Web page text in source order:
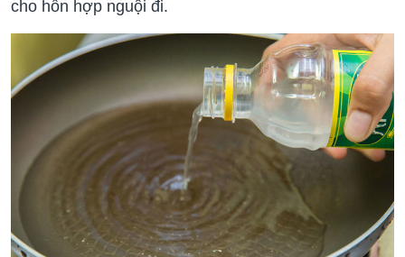
cho hỗn hợp nguội đi.